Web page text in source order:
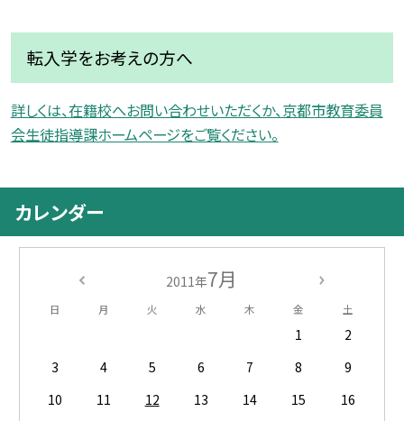
転入学をお考えの方へ
詳しくは、在籍校へお問い合わせいただくか、京都市教育委員
会生徒指導課ホームページをご覧ください。
カレンダー
2011年7月
日 月 火 水 木 金 土
1
2
3
4 5 6 7 8
9
10
11 12 13 14 15
16